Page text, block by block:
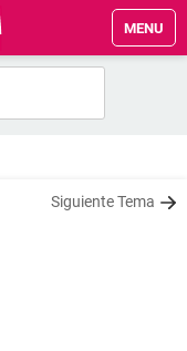
MENU
Siguiente Tema